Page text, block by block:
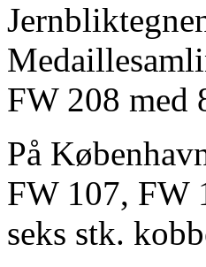
FW 208 med
På
FW 107, FW
seks stk.